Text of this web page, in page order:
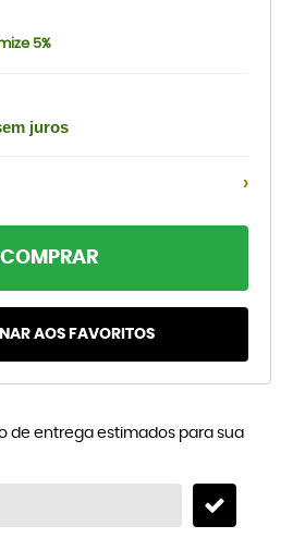
5%
juros
›
COMPRAR
AOS FAVORITOS
de entrega estimados para sua